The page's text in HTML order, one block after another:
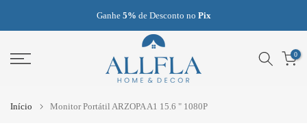
para
conteúdo
Frete Grátispara quase todos os produtos
0
Início Monitor Portátil ARZOPA A1 15.6 " 1080P